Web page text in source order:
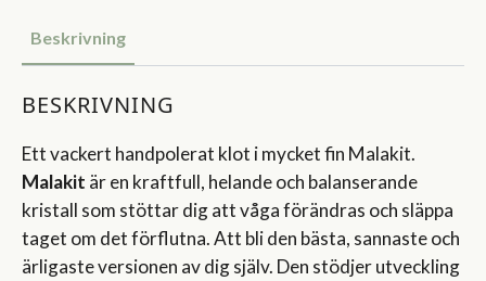
Beskrivning
BESKRIVNING
Ett vackert handpolerat klot i mycket fin Malakit.
Malakit är en kraftfull, helande och balanserande
kristall som stöttar dig att våga förändras och släppa
taget om det förflutna. Att bli den bästa, sannaste och
ärligaste versionen av dig själv. Den stödjer utveckling